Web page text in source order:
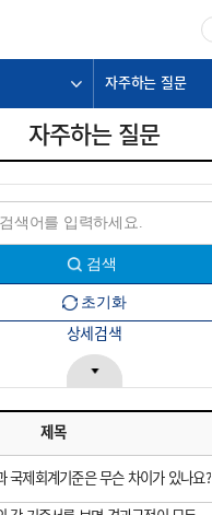
자주하는 질문
자주하는 질문
상세검색
제목
국제회계기준은 무슨 차이가 있나요?